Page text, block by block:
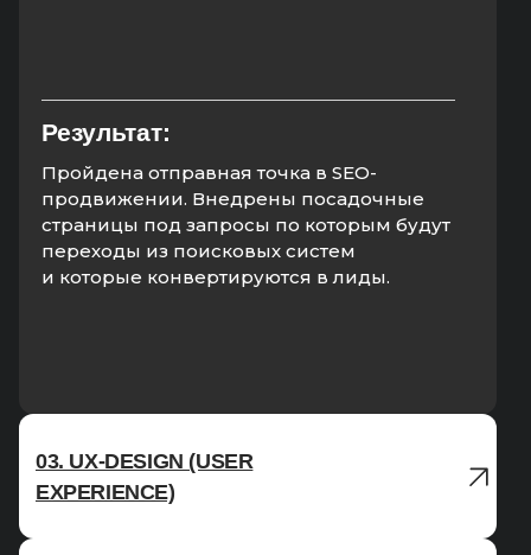
Результат:
Пройдена отправная точка в SEO-
продвижении. Внедрены посадочные
страницы под запросы по которым будут
переходы из поисковых систем
и которые конвертируются в лиды.
03. UX-DESIGN (USER
EXPERIENCE)